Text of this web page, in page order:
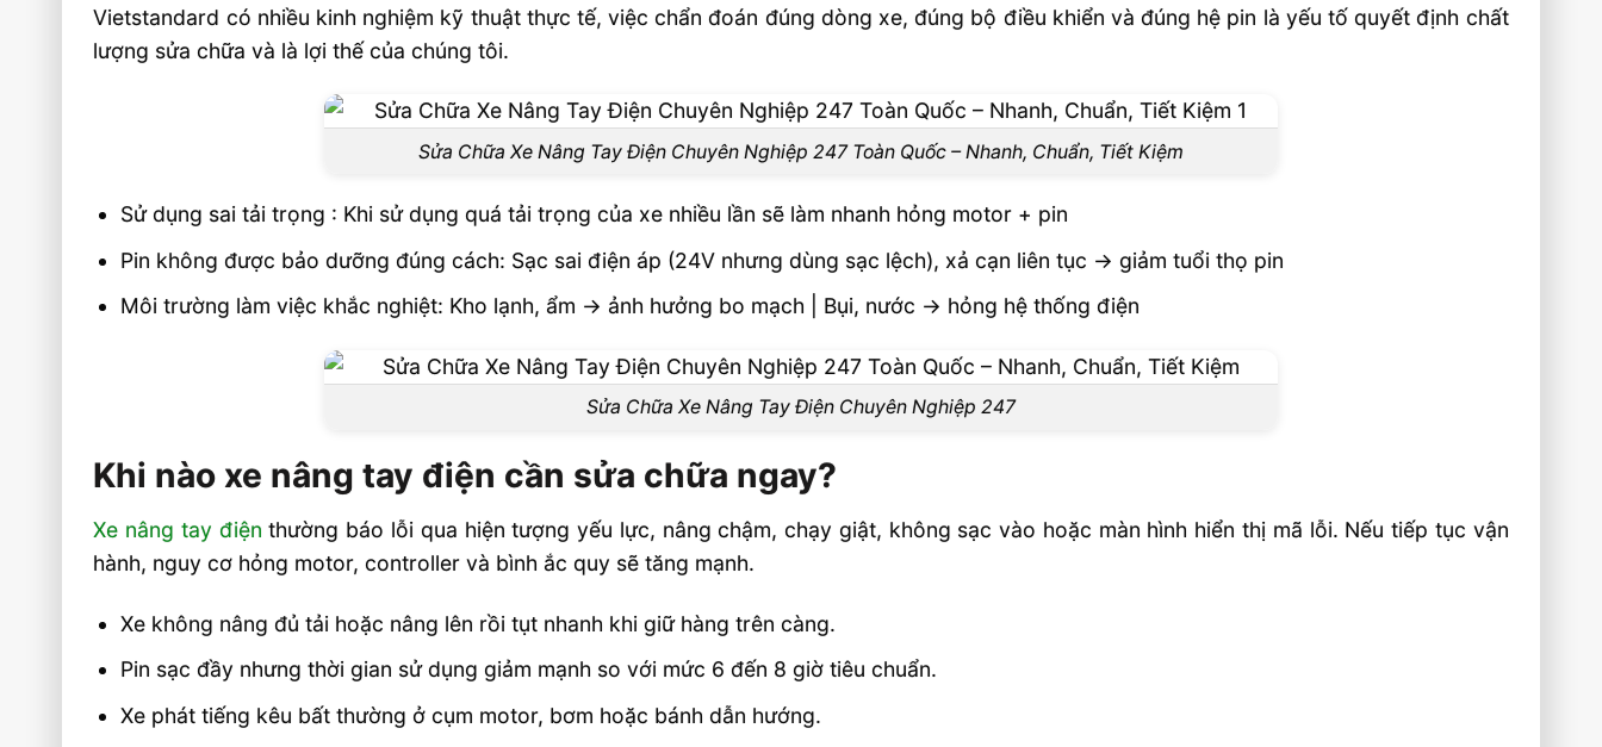
điện
Quy trình sửa chữa xe nâng tay điện chuẩn kỹ thuật
Câu hỏi thường gặp của khách hàng khi sửa chữa xe
sửa bộ sạc?
Sửa xe nâng tay điện mất bao lâu?
Doanh nghiệp nên bảo dưỡng định kỳ bao lâu một
Vietstandard dịch vụ sửa chữa xe nâng tay điện 24/7
Vietstandard có nhiều kinh nghiệm kỹ thuật thực tế, việc chẩn đoán đúng dòng xe, đúng bộ điều khiển và đúng hệ pin là yếu tố quyết định chất
lượng sửa chữa và là lợi thế của chúng tôi.
Sửa Chữa Xe Nâng Tay Điện Chuyên Nghiệp 247 Toàn Quốc – Nhanh, Chuẩn, Tiết Kiệm
Sử dụng sai tải trọng : Khi sử dụng quá tải trọng của xe nhiều lần sẽ làm nhanh hỏng motor + pin
Pin không được bảo dưỡng đúng cách: Sạc sai điện áp (24V nhưng dùng sạc lệch), xả cạn liên tục → giảm tuổi thọ pin
Môi trường làm việc khắc nghiệt: Kho lạnh, ẩm → ảnh hưởng bo mạch | Bụi, nước → hỏng hệ thống điện
Sửa Chữa Xe Nâng Tay Điện Chuyên Nghiệp 247
Khi nào xe nâng tay điện cần sửa chữa ngay?
Xe nâng tay điện thường báo lỗi qua hiện tượng yếu lực, nâng chậm, chạy giật, không sạc vào hoặc màn hình hiển thị mã lỗi. Nếu tiếp tục vận
hành, nguy cơ hỏng motor, controller và bình ắc quy sẽ tăng mạnh.
Xe không nâng đủ tải hoặc nâng lên rồi tụt nhanh khi giữ hàng trên càng.
Pin sạc đầy nhưng thời gian sử dụng giảm mạnh so với mức 6 đến 8 giờ tiêu chuẩn.
Xe phát tiếng kêu bất thường ở cụm motor, bơm hoặc bánh dẫn hướng.